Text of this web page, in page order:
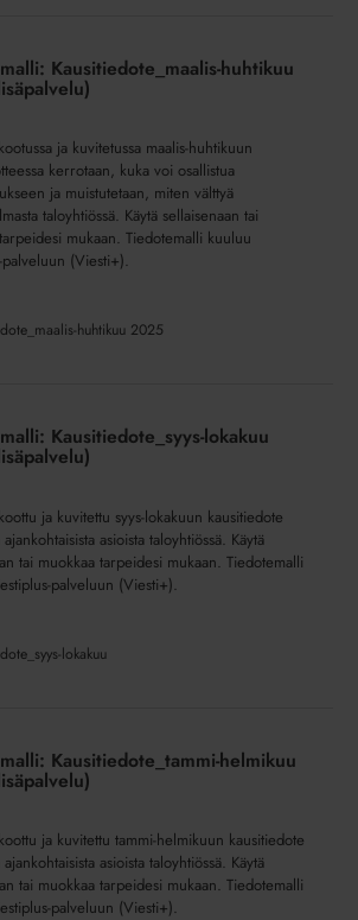
Kausitiedote_maalis-huhtikuu
ja kuvitetussa maalis-huhtikuun
kerrotaan, kuka voi osallistua
ja muistutetaan, miten välttyä
taloyhtiössä. Käytä sellaisenaan tai
mukaan. Tiedotemalli kuuluu
(Viesti+).
huhtikuu 2025
Kausitiedote_syys-lokakuu
ja kuvitettu syys-lokakuun kausitiedote
ajankohtaisista asioista taloyhtiössä. Käytä
tai muokkaa tarpeidesi mukaan. Tiedotemalli
palveluun (Viesti+).
lokakuu
Kausitiedote_tammi-helmikuu
ja kuvitettu tammi-helmikuun kausitiedote
ajankohtaisista asioista taloyhtiössä. Käytä
tai muokkaa tarpeidesi mukaan. Tiedotemalli
palveluun (Viesti+).